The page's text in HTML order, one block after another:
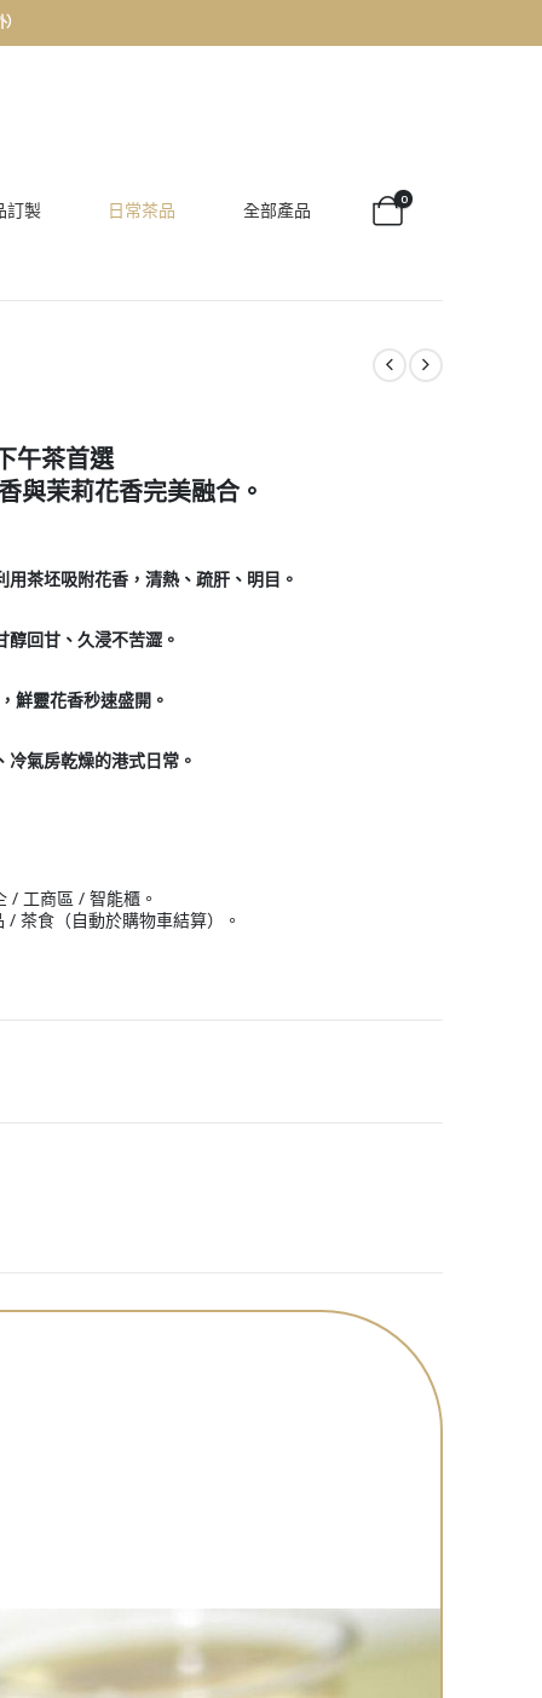
訂製 日常茶品 全部產品 0
午茶首選
與茉莉花香完美融合。
茶坯吸附花香，清熱、疏肝、明目。
回甘、久浸不苦澀。
鮮靈花香秒速盛開。
氣房乾燥的港式日常。
/ 工商區 / 智能櫃。
茶食（自動於購物車結算）。